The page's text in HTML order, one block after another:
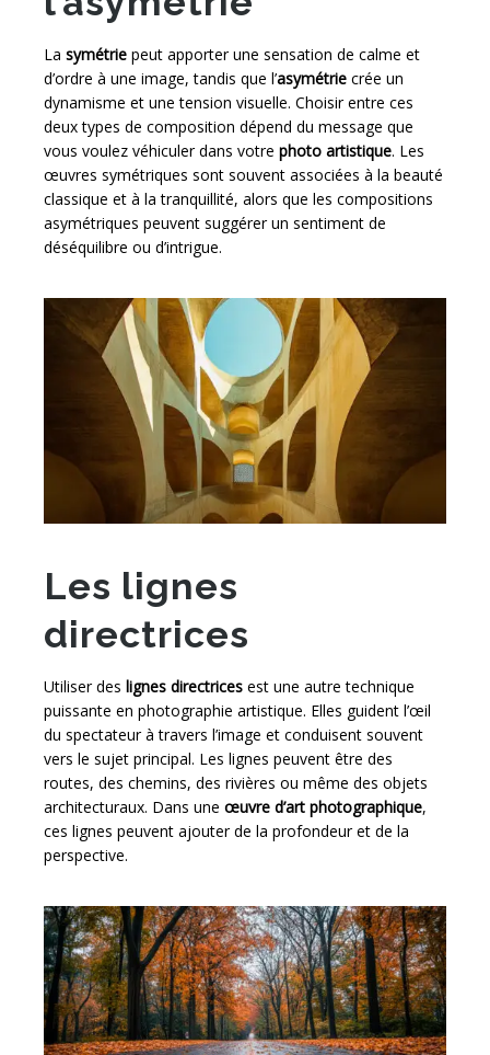
La symétrie peut apporter une sensation de calme et
d’ordre à une image, tandis que l’asymétrie crée un
dynamisme et une tension visuelle. Choisir entre ces
deux types de composition dépend du message que
vous voulez véhiculer dans votre photo artistique. Les
œuvres symétriques sont souvent associées à la beauté
classique et à la tranquillité, alors que les compositions
asymétriques peuvent suggérer un sentiment de
déséquilibre ou d’intrigue.
Les lignes
directrices
Utiliser des lignes directrices est une autre technique
puissante en photographie artistique. Elles guident l’œil
du spectateur à travers l’image et conduisent souvent
vers le sujet principal. Les lignes peuvent être des
routes, des chemins, des rivières ou même des objets
architecturaux. Dans une œuvre d’art photographique,
ces lignes peuvent ajouter de la profondeur et de la
perspective.